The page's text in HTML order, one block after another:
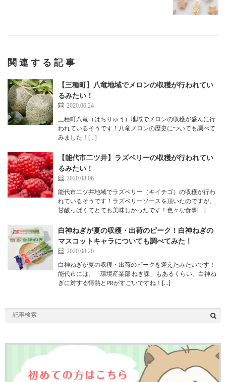
関連する記事
【三種町】八竜地域でメロンの収穫が行われてい
るみたい！
2020.06.24
三種町八竜（はちりゅう）地域でメロンの収穫が盛んに行
われているそうです！八竜メロンの歴史についても調べて
みました！[…]
【能代市二ツ井】ラズベリーの収穫が行われてい
るみたい！
2020.08.06
能代市二ツ井地域でラズベリー（キイチゴ）の収穫が行わ
れているそうです！ラズベリーソースを頂いたのですが、
甘酸っぱくてとても美味しかったです！色々な食事[…]
白神ねぎが夏の収穫・出荷のピーク！白神ねぎの
マスコットキャラについても調べてみた！
2020.08.20
白神ねぎが夏の収穫・出荷のピークを迎えたみたいです！
能代市には、「環境産業部 ねぎ課」もあるくらい、白神ね
ぎに対する情熱とPRがすごいですね！[…]